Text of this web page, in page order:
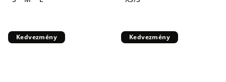
Kedvezmény Kedvezmény